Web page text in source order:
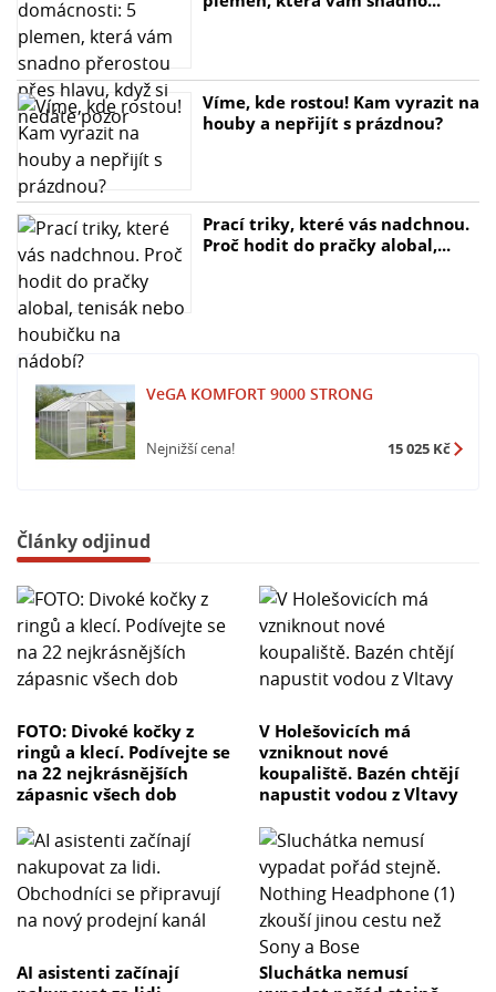
Víme, kde rostou! Kam vyrazit na
houby a nepřijít s prázdnou?
Prací triky, které vás nadchnou.
Proč hodit do pračky alobal,...
VeGA KOMFORT 9000 STRONG
Nejnižší cena! 15 025 Kč
Články odjinud
FOTO: Divoké kočky z
ringů a klecí. Podívejte se
na 22 nejkrásnějších
zápasnic všech dob
V Holešovicích má
vzniknout nové
koupaliště. Bazén chtějí
napustit vodou z Vltavy
AI asistenti začínají
Sluchátka nemusí